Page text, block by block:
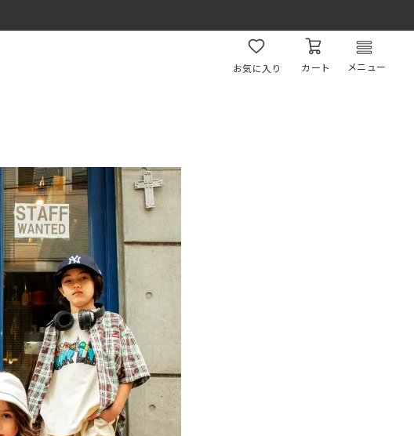
お気に入り カート メニュー